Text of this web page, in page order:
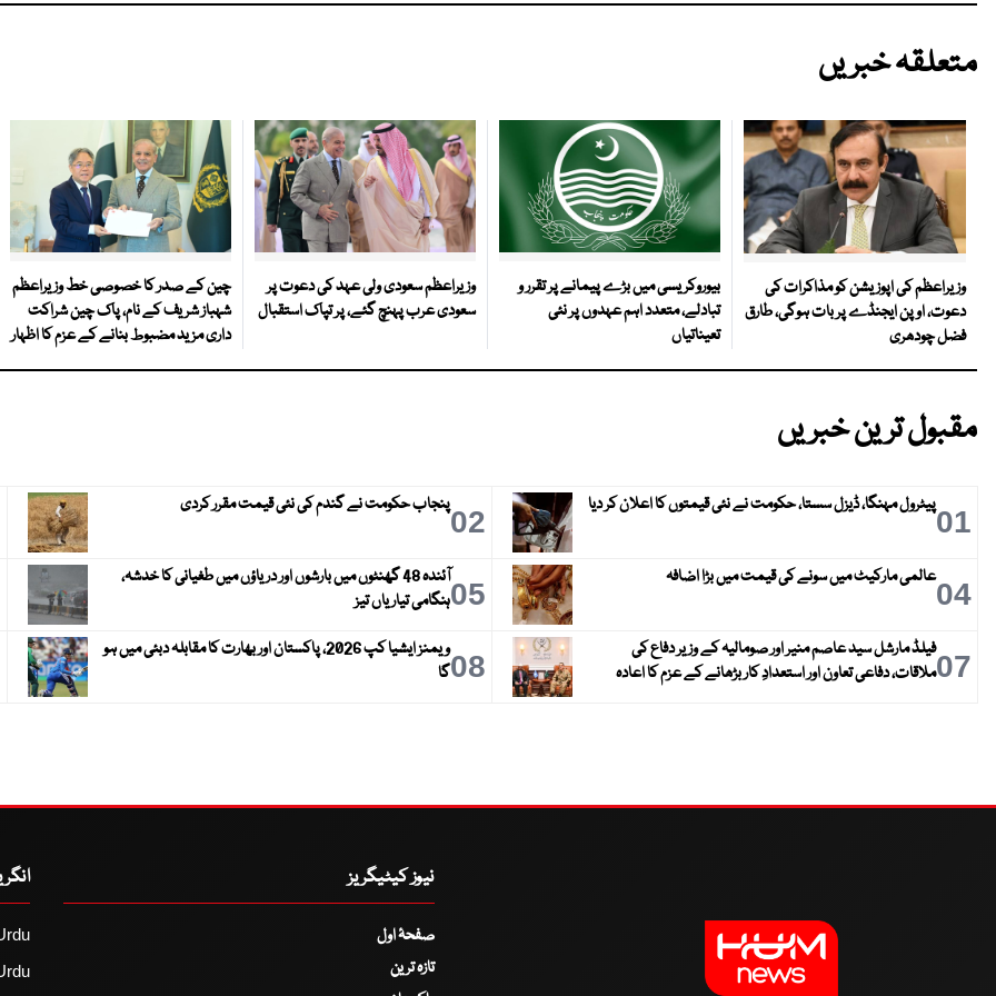
متعلقہ خبریں
وزیراعظم کی اپوزیشن کو مذاکرات کی
دعوت، اوپن ایجنڈے پر بات ہوگی، طارق
فضل چودھری
بیوروکریسی میں بڑے پیمانے پر تقرر و
تبادلے، متعدد اہم عہدوں پر نئی
تعیناتیاں
وزیراعظم سعودی ولی عہد کی دعوت پر
سعودی عرب پہنچ گئے، پر تپاک استقبال
چین کے صدر کا خصوصی خط وزیراعظم
شہباز شریف کے نام، پاک چین شراکت
داری مزید مضبوط بنانے کے عزم کا اظہار
مقبول ترین خبریں
01پیٹرول مہنگا، ڈیزل سستا، حکومت نے نئی قیمتوں کا اعلان کر دیا 02پنجاب حکومت نے گندم کی نئی قیمت مقرر کردی
04عالمی مارکیٹ میں سونے کی قیمت میں بڑا اضافہ 05
آئندہ 48 گھنٹوں میں بارشوں اور دریاؤں میں طغیانی کا خدشہ،
ہنگامی تیاریاں تیز
07فیلڈ مارشل سید عاصم منیر اور صومالیہ کے وزیر دفاع کی
ملاقات، دفاعی تعاون اور استعدادِ کار بڑھانے کے عزم کا اعادہ
08
ویمنز ایشیا کپ 2026، پاکستان اور بھارت کا مقابلہ دبئی میں ہو
گا
نیوز کیٹیگریز
صفحۂ اول
تازہ ترین